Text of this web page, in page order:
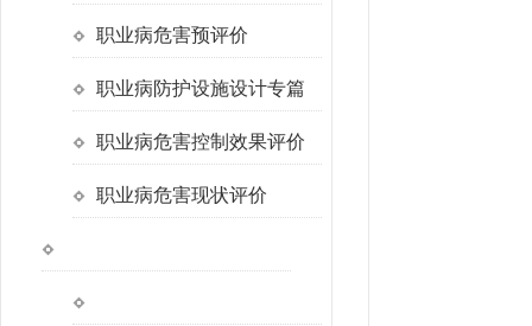
职业病危害预评价
职业病防护设施设计专篇
职业病危害控制效果评价
职业病危害现状评价